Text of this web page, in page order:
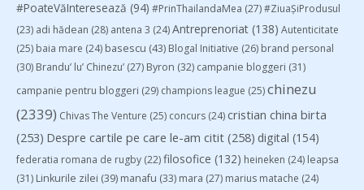
#PoateVăInteresează (94) #PrinThailandaMea (27)#ZiuaȘiProdusul
(23) adi hădean (28) antena 3 (24)Antreprenoriat (138) Autenticitate
(25) baia mare (24) basescu (43) Blogal Initiative (26) brand personal
(30) Brandu’ lu’ Chinezu’ (27) Byron (32) campanie bloggeri (31)
campanie pentru bloggeri (29) champions league (25)chinezu
(2339) Chivas The Venture (25) concurs (24)cristian china birta
(253) Despre cartile pe care le-am citit (258) digital (154)
federatia romana de rugby (22)filosofice (132) heineken (24) leapsa
(31) Linkurile zilei (39) manafu (33) mara (27) marius matache (24)